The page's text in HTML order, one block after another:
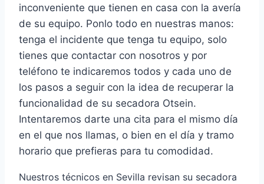
inconveniente que tienen en casa con la avería
de su equipo. Ponlo todo en nuestras manos:
tenga el incidente que tenga tu equipo, solo
tienes que contactar con nosotros y por
teléfono te indicaremos todos y cada uno de
los pasos a seguir con la idea de recuperar la
funcionalidad de su secadora Otsein.
Intentaremos darte una cita para el mismo día
en el que nos llamas, o bien en el día y tramo
horario que prefieras para tu comodidad.
Nuestros técnicos en Sevilla revisan su secadora